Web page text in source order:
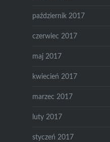
październik 2017
czerwiec 2017
maj 2017
kwiecień 2017
marzec 2017
luty 2017
styczeń 2017